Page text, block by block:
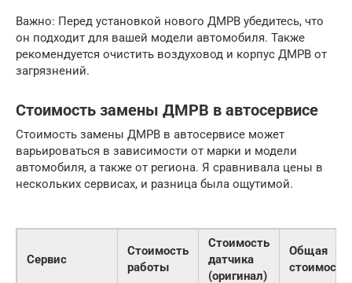
Важно: Перед установкой нового ДМРВ убедитесь, что
он подходит для вашей модели автомобиля. Также
рекомендуется очистить воздуховод и корпус ДМРВ от
загрязнений.
Стоимость замены ДМРВ в автосервисе
Стоимость замены ДМРВ в автосервисе может
варьироваться в зависимости от марки и модели
автомобиля, а также от региона. Я сравнивала цены в
нескольких сервисах, и разница была ощутимой.
Сервис
Стоимость
работы
Стоимость
датчика
(оригинал)
Общая
стоимость